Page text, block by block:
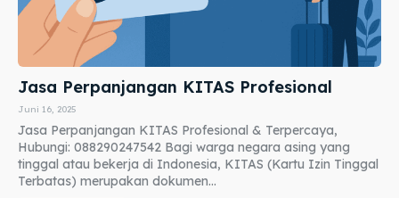
Jasa Perpanjangan KITAS Profesional
Juni 16, 2025
Jasa Perpanjangan KITAS Profesional & Terpercaya,
Hubungi: 088290247542 Bagi warga negara asing yang
tinggal atau bekerja di Indonesia, KITAS (Kartu Izin Tinggal
Terbatas) merupakan dokumen...